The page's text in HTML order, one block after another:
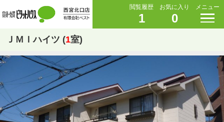
閲覧履歴
1
お気に入り
0
メニュー
ＪＭＩハイツ (1室)